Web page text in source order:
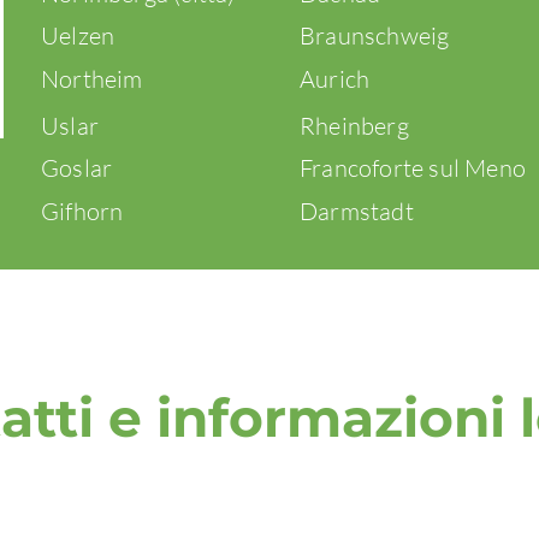
Uelzen
Braunschweig
Northeim
Aurich
Uslar
Rheinberg
Goslar
Francoforte sul Meno
Gifhorn
Darmstadt
e informazioni